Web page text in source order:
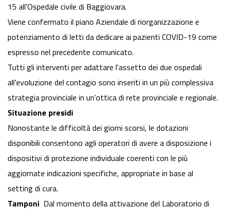
15 all'Ospedale civile di Baggiovara.
Viene confermato il piano Aziendale di riorganizzazione e
potenziamento di letti da dedicare ai pazienti COVID-19 come
espresso nel precedente comunicato.
Tutti gli interventi per adattare l'assetto dei due ospedali
all'evoluzione del contagio sono inseriti in un più complessiva
strategia provinciale in un'ottica di rete provinciale e regionale.
Situazione presidi
Nonostante le difficoltà dei giorni scorsi, le dotazioni
disponibili consentono agli operatori di avere a disposizione i
dispositivi di protezione individuale coerenti con le più
aggiornate indicazioni specifiche, appropriate in base al
setting di cura.
Tamponi Dal momento della attivazione del Laboratorio di